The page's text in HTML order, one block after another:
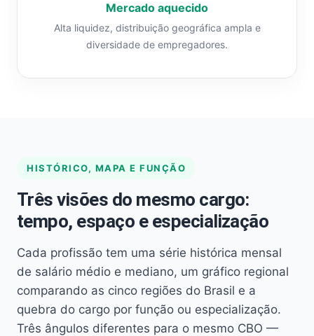
Mercado aquecido
Alta liquidez, distribuição geográfica ampla e
diversidade de empregadores.
HISTÓRICO, MAPA E FUNÇÃO
Três visões do mesmo cargo:
tempo, espaço e especialização
Cada profissão tem uma série histórica mensal
de salário médio e mediano, um gráfico regional
comparando as cinco regiões do Brasil e a
quebra do cargo por função ou especialização.
Três ângulos diferentes para o mesmo CBO —